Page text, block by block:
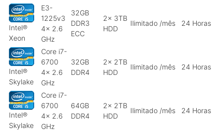
Intel®
Xeon
E3-
1225v3
4x 2.6
GHz
32GB
DDR3
ECC
2x 3TB
HDD
Ilimitado /mês 24 Horas
Intel®
Skylake
Core i7-
6700
4x 2.6
GHz
32GB
DDR4
2x 2TB
HDD
Ilimitado /mês 24 Horas
Intel®
Skylake
Core i7-
6700
4x 2.6
GHz
64GB
DDR4
2x 2TB
HDD
Ilimitado /mês 24 Horas